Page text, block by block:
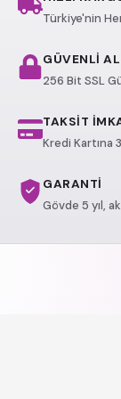
Türkiye'nin
GÜVENLİ
256 Bit SSL
TAKSİT
Kredi Kartına
GARANTİ
Gövde 5 yıl,